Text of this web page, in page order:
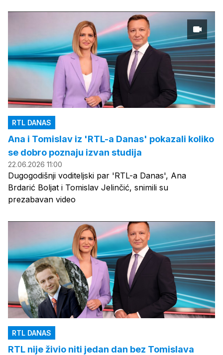
RTL DANAS
Ana i Tomislav iz 'RTL-a Danas' pokazali koliko
se dobro poznaju izvan studija
22.06.2026 11:00
Dugogodišnji voditeljski par 'RTL-a Danas', Ana
Brdarić Boljat i Tomislav Jelinčić, snimili su
prezabavan video
RTL DANAS
RTL nije živio niti jedan dan bez Tomislava